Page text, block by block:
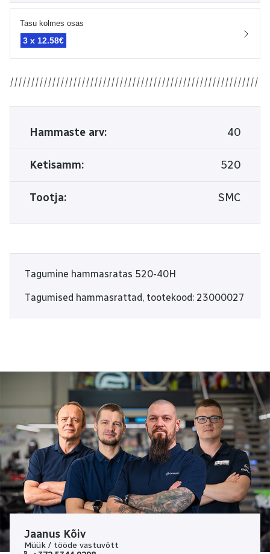
Jaanus Kõiv
Müük / tööde vastuvõtt
Tasu kolmes osas
3 x 12.58€
Hammaste arv: 40
Ketisamm: 520
Tootja: SMC
Tagumine hammasratas 520-40H
Tagumised hammasrattad, tootekood: 23000027